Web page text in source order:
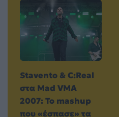
Stavento & C:Real
στα Mad VMA
2007: Το mashup
που «έσπασε» τα